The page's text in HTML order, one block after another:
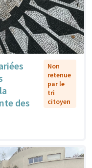
des
Non
retenue
par le
tri
citoyen